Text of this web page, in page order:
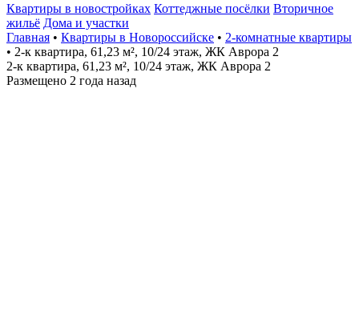
Квартиры в новостройках Коттеджные посёлки Вторичное
жильё Дома и участки
Главная • Квартиры в Новороссийске • 2-комнатные квартиры
• 2-к квартира, 61,23 м², 10/24 этаж, ЖК Аврора 2
2-к квартира, 61,23 м², 10/24 этаж, ЖК Аврора 2
Размещено 2 года назад